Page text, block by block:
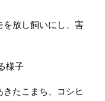
を放し飼いにし、害
様子
たこまち、コシヒ